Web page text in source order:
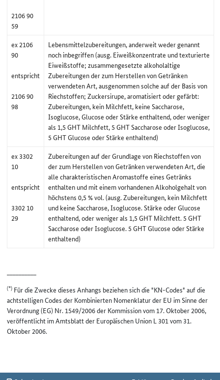
2106 90
59
ex 2106
90
entspricht
2106 90
98
Lebensmittelzubereitungen, anderweit weder genannt
noch inbegriffen (ausg. Eiweißkonzentrate und texturierte
Eiweißstoffe; zusammengesetzte alkoholaltige
Zubereitungen der zum Herstellen von Getränken
verwendeten Art, ausgenommen solche auf der Basis von
Riechstoffen; Zuckersirupe, aromatisiert oder gefärbt:
Zubereitungen, kein Milchfett, keine Saccharose,
Isoglucose, Glucose oder Stärke enthaltend, oder weniger
als 1,5 GHT Milchfett, 5 GHT Saccharose oder Isoglucose,
5 GHT Glucose oder Stärke enthaltend)
ex 3302
10
entspricht
3302 10
29
Zubereitungen auf der Grundlage von Riechstoffen von
der zum Herstellen von Getränken verwendeten Art, die
alle charakteristischen Aromastoffe eines Getränks
enthalten und mit einem vorhandenen Alkoholgehalt von
höchstens 0,5 % vol. (ausg. Zubereitungen, kein Milchfett
und keine Saccharose, Isoglucose. Stärke oder Glucose
enthaltend, oder weniger als 1,5 GHT Milchfett. 5 GHT
Saccharose oder Isoglucose. 5 GHT Glucose oder Stärke
enthaltend)
(*) Für die Zwecke dieses Anhangs beziehen sich die "KN-Codes" auf die
achtstelligen Codes der Kombinierten Nomenklatur der EU im Sinne der
Verordnung (EG) Nr. 1549/2006 der Kommission vom 17. Oktober 2006,
veröffentlicht im Amtsblatt der Europäischen Union L 301 vom 31.
Oktober 2006.